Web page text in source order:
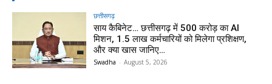
छत्तीसगढ़
साय कैबिनेट… छत्तीसगढ़ में 500 करोड़ का AI
मिशन, 1.5 लाख कर्मचारियों को मिलेगा प्रशिक्षण,
और क्या खास जानिए…
Swadha - August 5, 2026